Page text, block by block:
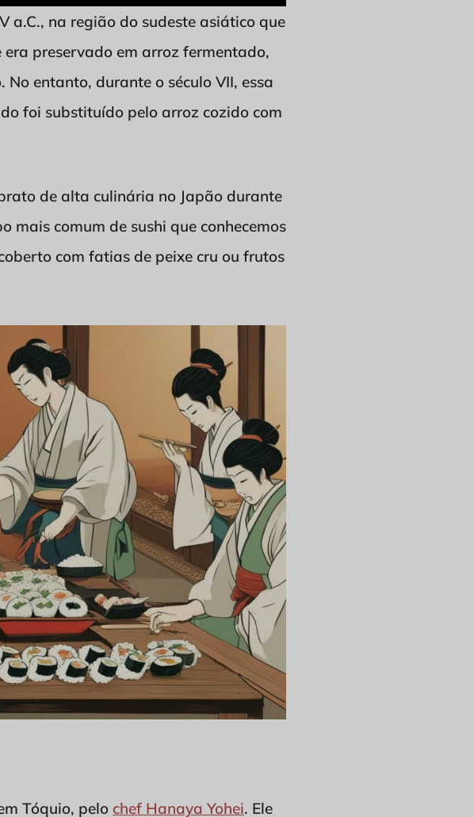
a.C., na região do sudeste asiático que
preservado em arroz fermentado,
entanto, durante o século VII, essa
foi substituído pelo arroz cozido com
de alta culinária no Japão durante
mais comum de sushi que conhecemos
com fatias de peixe cru ou frutos
Tóquio, pelo chef Hanaya Yohei. Ele